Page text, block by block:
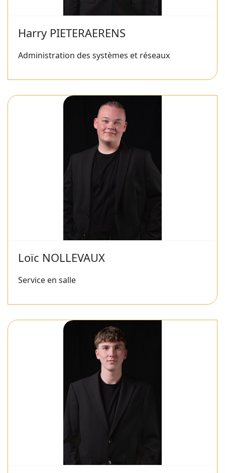
Harry PIETERAERENS
Administration des systèmes et réseaux
Loïc NOLLEVAUX
Service en salle